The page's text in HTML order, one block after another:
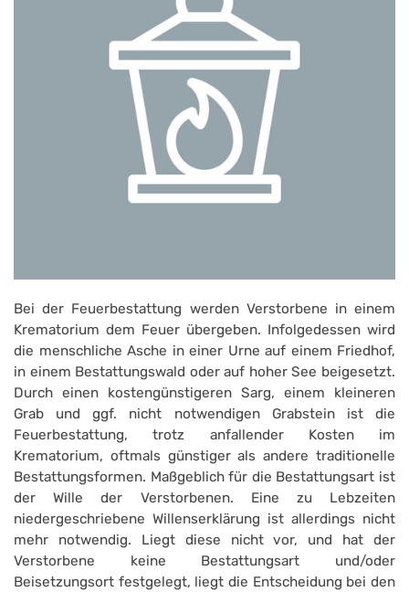
Bei der Feuerbestattung werden Verstorbene in einem
Krematorium dem Feuer übergeben. Infolgedessen wird
die menschliche Asche in einer Urne auf einem Friedhof,
in einem Bestattungswald oder auf hoher See beigesetzt.
Durch einen kostengünstigeren Sarg, einem kleineren
Grab und ggf. nicht notwendigen Grabstein ist die
Feuerbestattung, trotz anfallender Kosten im
Krematorium, oftmals günstiger als andere traditionelle
Bestattungsformen. Maßgeblich für die Bestattungsart ist
der Wille der Verstorbenen. Eine zu Lebzeiten
niedergeschriebene Willenserklärung ist allerdings nicht
mehr notwendig. Liegt diese nicht vor, und hat der
Verstorbene keine Bestattungsart und/oder
Beisetzungsort festgelegt, liegt die Entscheidung bei den